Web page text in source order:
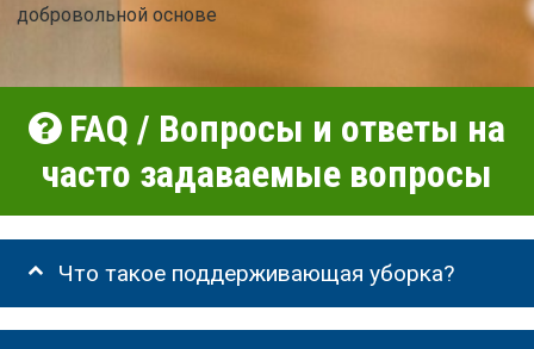
добровольной основе
FAQ / Вопросы и ответы на
часто задаваемые вопросы
Что такое поддерживающая уборка?